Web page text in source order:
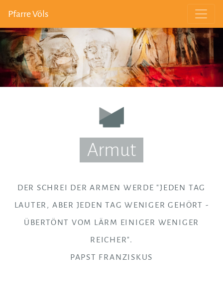
Pfarre Völs
Armut
DER SCHREI DER ARMEN WERDE "JEDEN TAG
LAUTER, ABER JEDEN TAG WENIGER GEHÖRT -
ÜBERTÖNT VOM LÄRM EINIGER WENIGER
REICHER".
PAPST FRANZISKUS